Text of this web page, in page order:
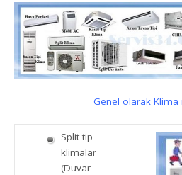
Genel olarak
Split tip
klimalar
(Duvar